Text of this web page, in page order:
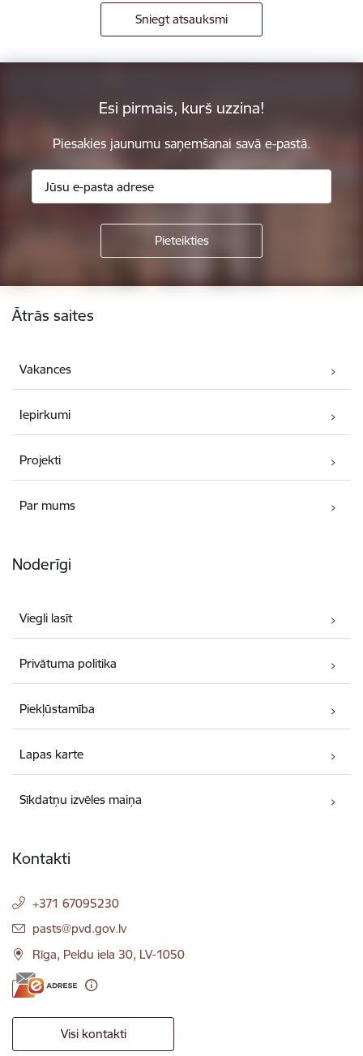
Sniegt atsauksmi
Esi pirmais, kurš uzzina!
Piesakies jaunumu saņemšanai savā e-pastā.
Ātrās saites
Vakances
Iepirkumi
Projekti
Par mums
Noderīgi
Viegli lasīt
Privātuma politika
Piekļūstamība
Lapas karte
Sīkdatņu izvēles maiņa
Kontakti
+371 67095230
E-pasts:
pasts@pvd.gov.lv
Rīga, Peldu iela 30, LV-1050
Visi kontakti